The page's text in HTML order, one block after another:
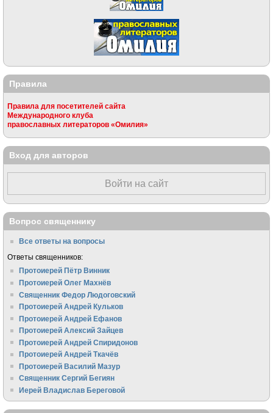
Правила
Правила для посетителей сайта
Международного клуба
православных литераторов «Омилия»
Вход для авторов
Войти на сайт
Вопрос священнику
Все ответы на вопросы
Ответы священников:
Протоиерей Пётр Винник
Протоиерей Олег Махнёв
Священник Федор Людоговский
Протоиерей Андрей Кульков
Протоиерей Андрей Ефанов
Протоиерей Алексий Зайцев
Протоиерей Андрей Спиридонов
Протоиерей Андрей Ткачёв
Протоиерей Василий Мазур
Священник Сергий Бегиян
Иерей Владислав Береговой